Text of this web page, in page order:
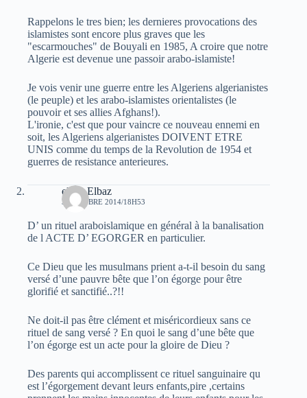
Rappelons le tres bien; les dernieres provocations des
islamistes sont encore plus graves que les
"escarmouches" de Bouyali en 1985, A croire que notre
Algerie est devenue une passoir arabo-islamiste!
Je vois venir une guerre entre les Algeriens algerianistes
(le peuple) et les arabo-islamistes orientalistes (le
pouvoir et ses allies Afghans!).
L'ironie, c'est que pour vaincre ce nouveau ennemi en
soit, les Algeriens algerianistes DOIVENT ETRE
UNIS comme du temps de la Revolution de 1954 et
guerres de resistance anterieures.
elvez Elbaz
3 OCTOBRE 2014/18H53
D’ un rituel araboislamique en général à la banalisation
de l ACTE D’ EGORGER en particulier.
Ce Dieu que les musulmans prient a-t-il besoin du sang
versé d’une pauvre bête que l’on égorge pour être
glorifié et sanctifié..?!!
Ne doit-il pas être clément et miséricordieux sans ce
rituel de sang versé ? En quoi le sang d’une bête que
l’on égorge est un acte pour la gloire de Dieu ?
Des parents qui accomplissent ce rituel sanguinaire qu
est l’égorgement devant leurs enfants,pire ,certains